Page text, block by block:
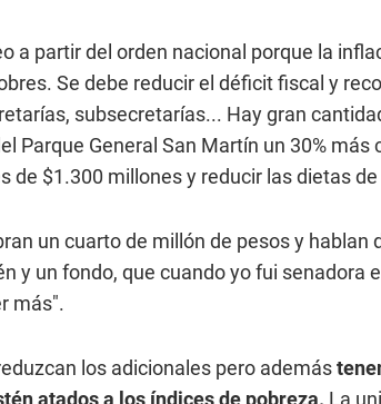
a partir del orden nacional porque la
Se debe reducir el déficit fiscal y
subsecretarías... Hay gran
Parque General San Martín un 30%
de $1.300 millones y reducir las dietas
un cuarto de millón de pesos y hablan
y un fondo, que cuando yo fui senadora
más".
los adicionales pero además
atados a los índices de pobreza. La